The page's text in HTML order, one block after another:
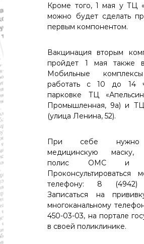
а
с
т
Н
о
в
о
и
,
л
и
и
к
э
к
о
Кроме того, 1 мая у ТЦ
можно будет сделать
первым компонентом.
Вакцинация вторым
пройдет 1 мая также
Мобильные
работать с 10 до 14
парковке ТЦ
Промышленная, 9а) и ТЦ
(улица Ленина, 52).
При себе нужно
медицинскую маску,
полис ОМС и
Проконсультироваться
телефону: 8 (4942)
Записаться на
многоканальному
450-03-03, на портале
в своей поликлинике.